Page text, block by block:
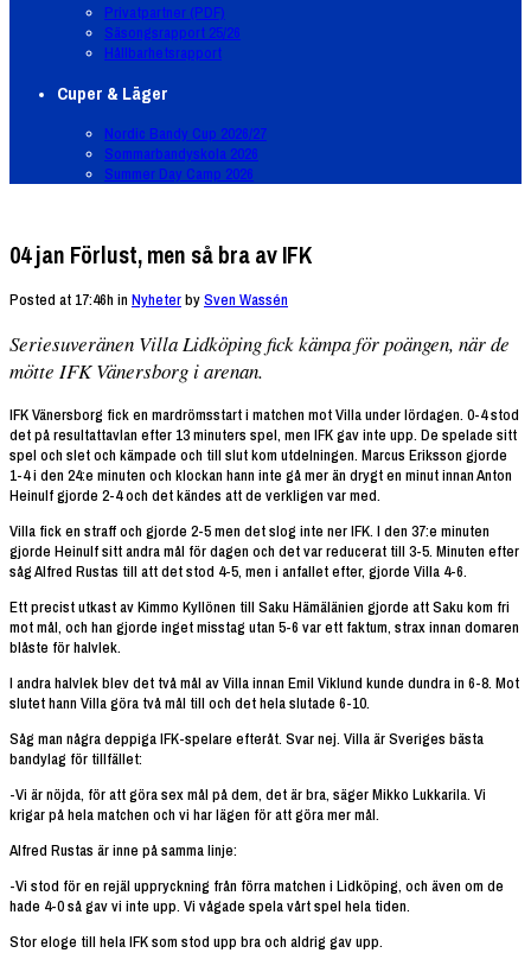
Privatpartner (PDF)
Säsongsrapport 25/26
Hållbarhetsrapport
Cuper & Läger
Nordic Bandy Cup 2026/27
Sommarbandyskola 2026
Summer Day Camp 2026
04 jan Förlust, men så bra av IFK
Posted at 17:46h in NyheterbySven Wassén
Seriesuveränen Villa Lidköping fick kämpa för poängen, när de
mötte IFK Vänersborg i arenan.
IFK Vänersborg fick en mardrömsstart i matchen mot Villa under lördagen. 0-4 stod
det på resultattavlan efter 13 minuters spel, men IFK gav inte upp. De spelade sitt
spel och slet och kämpade och till slut kom utdelningen. Marcus Eriksson gjorde
1-4 i den 24:e minuten och klockan hann inte gå mer än drygt en minut innan Anton
Heinulf gjorde 2-4 och det kändes att de verkligen var med.
Villa fick en straff och gjorde 2-5 men det slog inte ner IFK. I den 37:e minuten
gjorde Heinulf sitt andra mål för dagen och det var reducerat till 3-5. Minuten efter
såg Alfred Rustas till att det stod 4-5, men i anfallet efter, gjorde Villa 4-6.
Ett precist utkast av Kimmo Kyllönen till Saku Hämälänien gjorde att Saku kom fri
mot mål, och han gjorde inget misstag utan 5-6 var ett faktum, strax innan domaren
blåste för halvlek.
I andra halvlek blev det två mål av Villa innan Emil Viklund kunde dundra in 6-8. Mot
slutet hann Villa göra två mål till och det hela slutade 6-10.
Såg man några deppiga IFK-spelare efteråt. Svar nej. Villa är Sveriges bästa
bandylag för tillfället:
-Vi är nöjda, för att göra sex mål på dem, det är bra, säger Mikko Lukkarila. Vi
krigar på hela matchen och vi har lägen för att göra mer mål.
Alfred Rustas är inne på samma linje:
-Vi stod för en rejäl uppryckning från förra matchen i Lidköping, och även om de
hade 4-0 så gav vi inte upp. Vi vågade spela vårt spel hela tiden.
Stor eloge till hela IFK som stod upp bra och aldrig gav upp.